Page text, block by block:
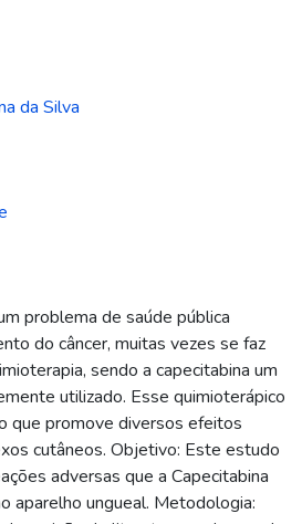
da Silva
problema de saúde pública
do câncer, muitas vezes se faz
sendo a capecitabina um
utilizado. Esse quimioterápico
que promove diversos efeitos
cutâneos. Objetivo: Este estudo
adversas que a Capecitabina
aparelho ungueal. Metodologia: